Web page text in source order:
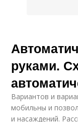
Полив из
руками.
Вариантов и
мобильны и
и насаждений.